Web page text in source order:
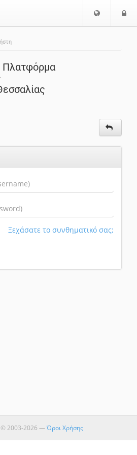
Επιλογή
Πλατφόρμα
Ξεχάσατε το συνθηματικό σας;
© 2003-2026 —Όροι Χρήσης